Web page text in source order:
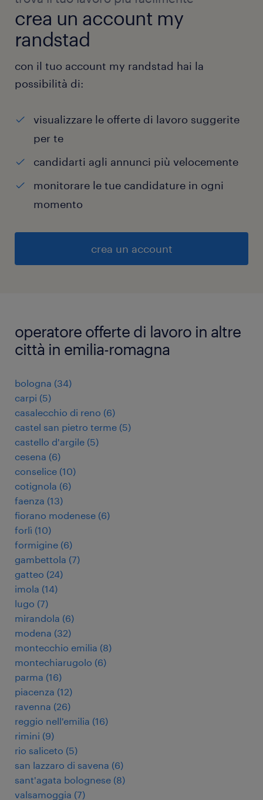
crea un account my
randstad
con il tuo account my randstad hai la
possibilità di:
visualizzare le offerte di lavoro suggerite
per te
candidarti agli annunci più velocemente
monitorare le tue candidature in ogni
momento
crea un account
operatore offerte di lavoro in altre
città in emilia-romagna
bologna (34)
carpi (5)
casalecchio di reno (6)
castel san pietro terme (5)
castello d'argile (5)
cesena (6)
conselice (10)
cotignola (6)
faenza (13)
fiorano modenese (6)
forlì (10)
formigine (6)
gambettola (7)
gatteo (24)
imola (14)
lugo (7)
mirandola (6)
modena (32)
montecchio emilia (8)
montechiarugolo (6)
parma (16)
piacenza (12)
ravenna (26)
reggio nell'emilia (16)
rimini (9)
rio saliceto (5)
san lazzaro di savena (6)
sant'agata bolognese (8)
valsamoggia (7)